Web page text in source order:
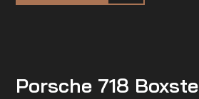
Porsche 718